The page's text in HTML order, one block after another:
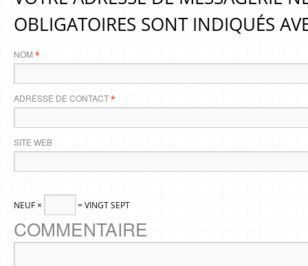
OBLIGATOIRES SONT INDIQUÉS
NOM *
ADRESSE DE CONTACT*
SITE WEB
NEUF × = VINGT SEPT
COMMENTAIRE